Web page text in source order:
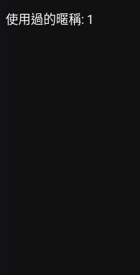
使用過的暱稱: 1